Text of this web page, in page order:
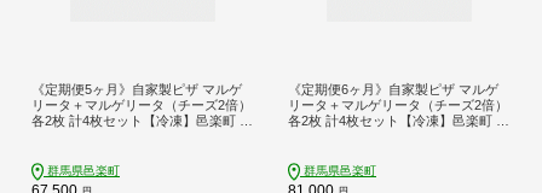
《定期便5ヶ月》自家製ピザ マルゲ
リータ＋マルゲリータ（チーズ2倍）
各2枚 計4枚セット【冷凍】邑楽町 る
群馬県邑楽町
円
《定期便6ヶ月》自家製ピザ マルゲ
リータ＋マルゲリータ（チーズ2倍）
各2枚 計4枚セット【冷凍】邑楽町 る
群馬県邑楽町
円